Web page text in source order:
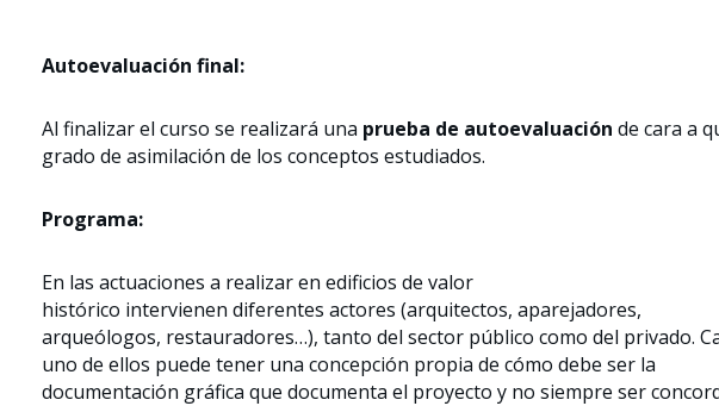
Autoevaluación final:
Al finalizar el curso se realizará una prueba de autoevaluación de cara a
grado de asimilación de los conceptos estudiados.
Programa:
En las actuaciones a realizar en edificios de valor
histórico intervienen diferentes actores (arquitectos, aparejadores,
arqueólogos, restauradores…), tanto del sector público como del privado.
uno de ellos puede tener una concepción propia de cómo debe ser la
documentación gráfica que documenta el proyecto y no siempre ser